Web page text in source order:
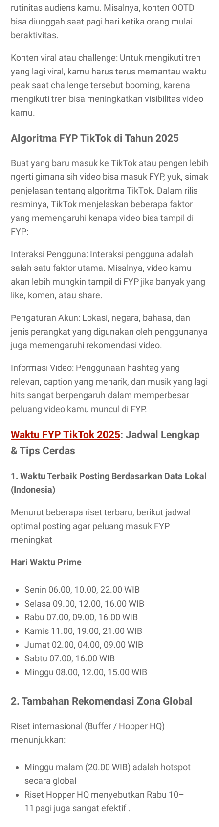
rutinitas audiens kamu. Misalnya, konten OOTD
bisa diunggah saat pagi hari ketika orang mulai
beraktivitas.
Konten viral atau challenge: Untuk mengikuti tren
yang lagi viral, kamu harus terus memantau waktu
peak saat challenge tersebut booming, karena
mengikuti tren bisa meningkatkan visibilitas video
kamu.
Algoritma FYP TikTok di Tahun 2025
Buat yang baru masuk ke TikTok atau pengen lebih
ngerti gimana sih video bisa masuk FYP, yuk, simak
penjelasan tentang algoritma TikTok. Dalam rilis
resminya, TikTok menjelaskan beberapa faktor
yang memengaruhi kenapa video bisa tampil di
FYP:
Interaksi Pengguna: Interaksi pengguna adalah
salah satu faktor utama. Misalnya, video kamu
akan lebih mungkin tampil di FYP jika banyak yang
like, komen, atau share.
Pengaturan Akun: Lokasi, negara, bahasa, dan
jenis perangkat yang digunakan oleh penggunanya
juga memengaruhi rekomendasi video.
Informasi Video: Penggunaan hashtag yang
relevan, caption yang menarik, dan musik yang lagi
hits sangat berpengaruh dalam memperbesar
peluang video kamu muncul di FYP.
Waktu FYP TikTok 2025: Jadwal Lengkap
& Tips Cerdas
1. Waktu Terbaik Posting Berdasarkan Data Lokal
(Indonesia)
Menurut beberapa riset terbaru, berikut jadwal
optimal posting agar peluang masuk FYP
meningkat
Hari Waktu Prime
Senin 06.00, 10.00, 22.00 WIB
Selasa 09.00, 12.00, 16.00 WIB
Rabu 07.00, 09.00, 16.00 WIB
Kamis 11.00, 19.00, 21.00 WIB
Jumat 02.00, 04.00, 09.00 WIB
Sabtu 07.00, 16.00 WIB
Minggu 08.00, 12.00, 15.00 WIB
2. Tambahan Rekomendasi Zona Global
Riset internasional (Buffer / Hopper HQ)
menunjukkan:
Minggu malam (20.00 WIB) adalah hotspot
secara global
Riset Hopper HQ menyebutkan Rabu 10–
11 pagi juga sangat efektif .